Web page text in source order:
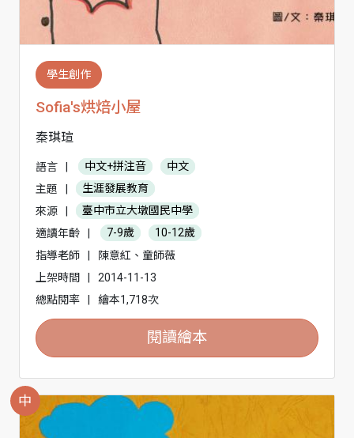
學生創作
Sofia's烘焙小屋
秦琪瑄
語言 中文+拼注音
中文
主題
生涯發展教育
來源
臺中市立大墩國民中學
適讀年齡
7-9歲
10-12歲
指導老師
陳意紅、童師薇
上架時間
2014-11-13
總點閱率
繪本1,718次
閱讀繪本
中